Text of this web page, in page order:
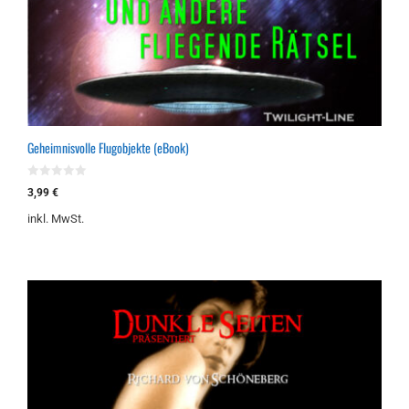
Geheimnisvolle Flugobjekte (eBook)
0
v
n
3,99 €
inkl. MwSt.